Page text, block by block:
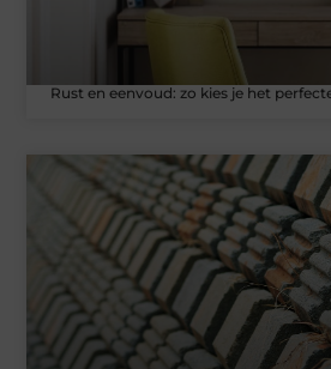
Rust en eenvoud: zo kies je het